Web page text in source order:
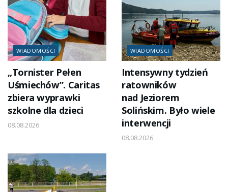
WIADOMOŚCI
„Tornister Pełen
Uśmiechów”. Caritas
zbiera wyprawki
szkolne dla dzieci
08.08.2026
WIADOMOŚCI
Intensywny tydzień
ratowników
nad Jeziorem
Solińskim. Było wiele
interwencji
08.08.2026